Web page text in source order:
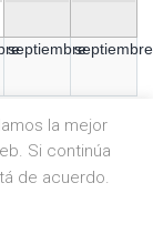
septiembreseptiembre
la mejor
Si continúa
de acuerdo.